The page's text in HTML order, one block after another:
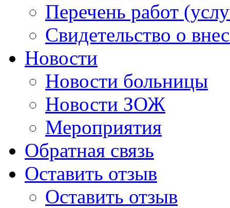
Перечень работ
Свидетельство о
Новости
Новости больницы
Новости ЗОЖ
Мероприятия
Обратная связь
Оставить отзыв
Оставить отзыв